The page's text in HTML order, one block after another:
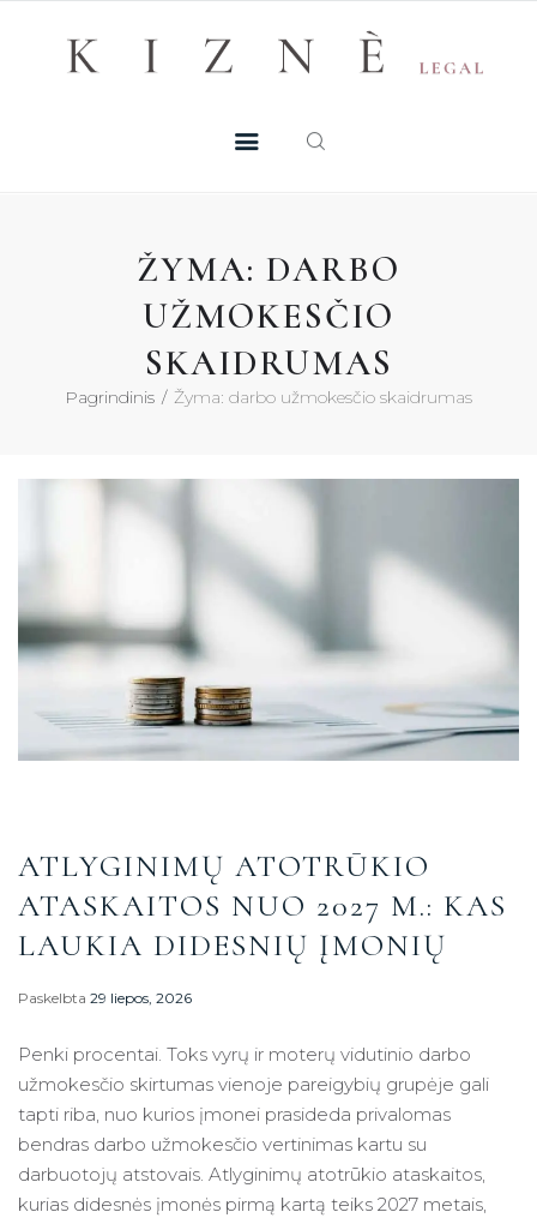
ŽYMA: DARBO
UŽMOKESČIO
SKAIDRUMAS
Pagrindinis Žyma: darbo užmokesčio skaidrumas
MŪSŲ TALENTAI
KONTAKTAI
ATLYGINIMŲ ATOTRŪKIO
ATASKAITOS NUO 2027 M.: KAS
LAUKIA DIDESNIŲ ĮMONIŲ
Paskelbta 29 liepos, 2026
Penki procentai. Toks vyrų ir moterų vidutinio darbo
užmokesčio skirtumas vienoje pareigybių grupėje gali
tapti riba, nuo kurios įmonei prasideda privalomas
bendras darbo užmokesčio vertinimas kartu su
darbuotojų atstovais. Atlyginimų atotrūkio ataskaitos,
kurias didesnės įmonės pirmą kartą teiks 2027 metais,
Registruotis konsultacijai